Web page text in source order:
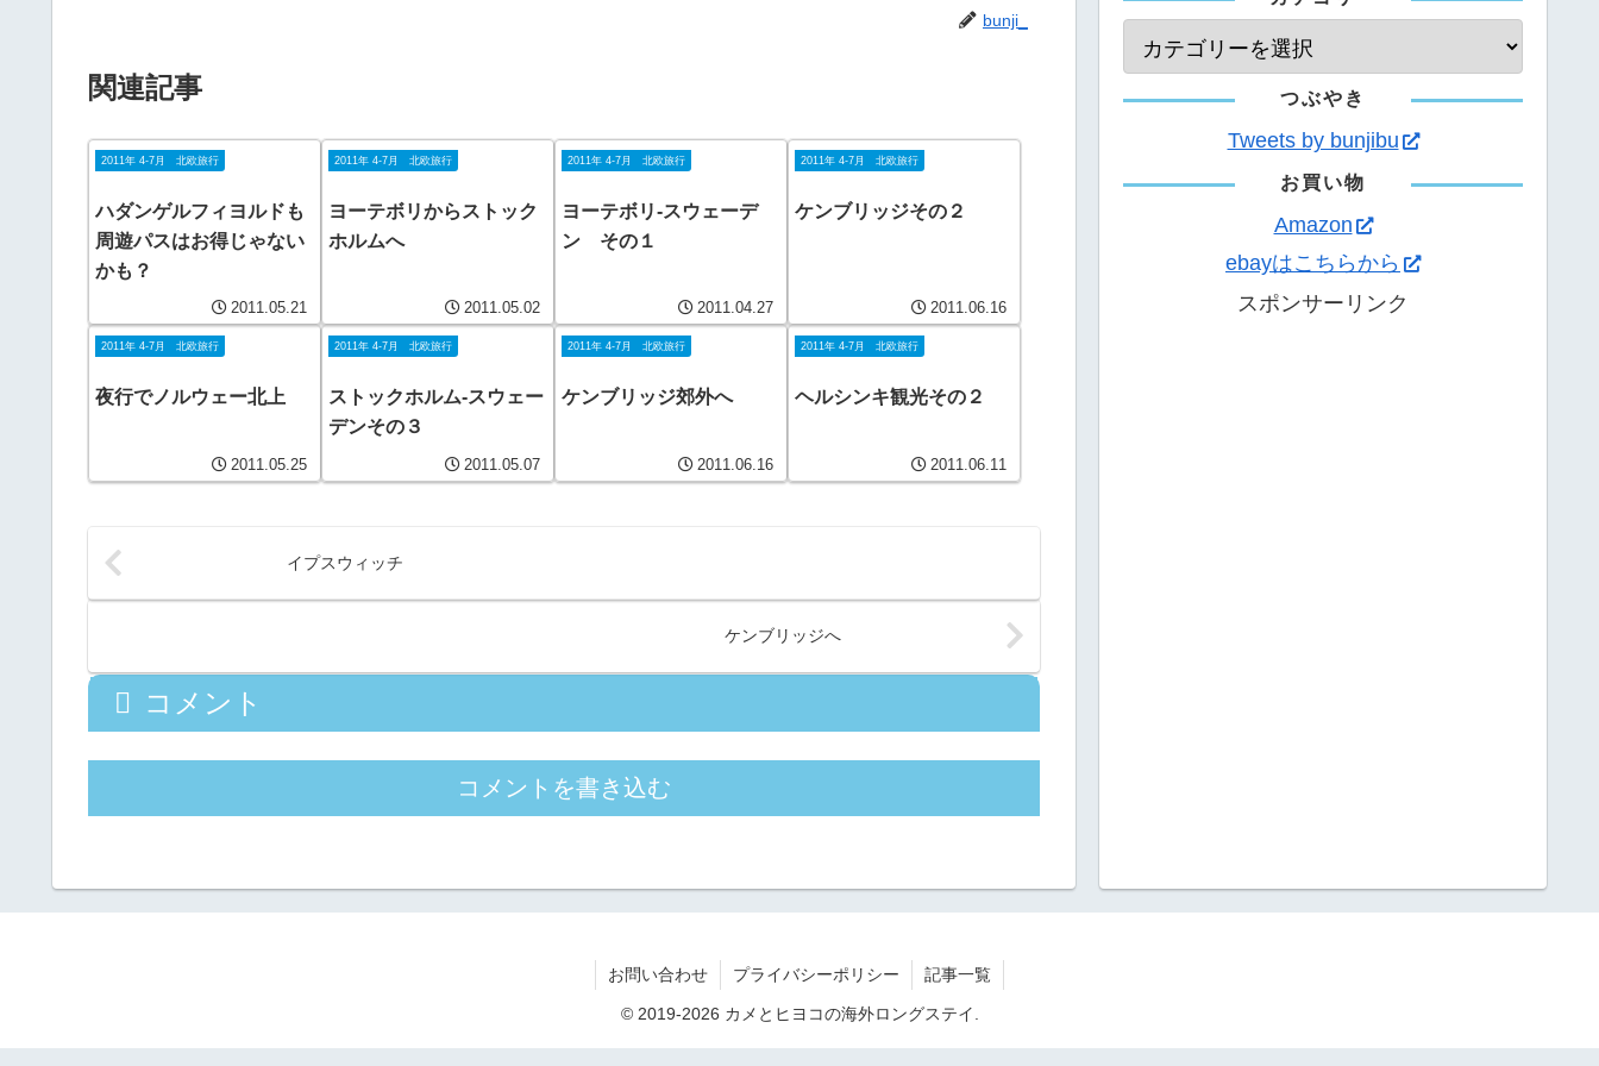
bunji_
関連記事
2011年 4-7月 北欧旅行
ハダンゲルフィヨルドも
周遊パスはお得じゃない
かも？
2011.05.21
2011年 4-7月 北欧旅行
ヨーテボリからストック
ホルムへ
2011.05.02
2011年 4-7月 北欧旅行
ヨーテボリ-スウェーデ
ン その１
2011.04.27
2011年 4-7月 北欧旅行
ケンブリッジその２
2011.06.16
2011年 4-7月 北欧旅行
夜行でノルウェー北上
2011.05.25
2011年 4-7月 北欧旅行
ストックホルム-スウェー
デンその３
2011.05.07
2011年 4-7月 北欧旅行
ケンブリッジ郊外へ
2011.06.16
2011年 4-7月 北欧旅行
ヘルシンキ観光その２
2011.06.11
イプスウィッチ
ケンブリッジへ
コメント
コメントを書き込む
つぶやき
Tweets by bunjibu
お買い物
Amazon
ebayはこちらから
スポンサーリンク
お問い合わせ プライバシーポリシー 記事一覧
© 2019-2026 カメとヒヨコの海外ロングステイ.